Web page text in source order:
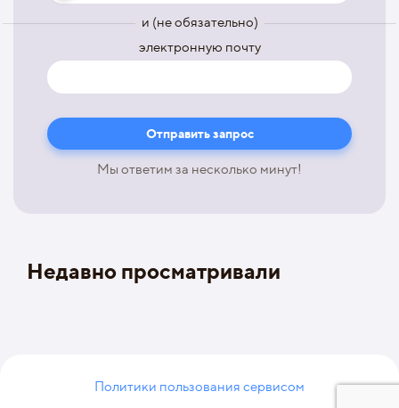
и (не обязательно)
электронную почту
Мы ответим за несколько минут!
Недавно просматривали
Политики пользования сервисом